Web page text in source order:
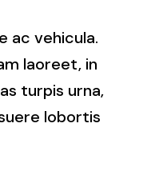
ac vehicula.
laoreet, in
turpis urna,
lobortis